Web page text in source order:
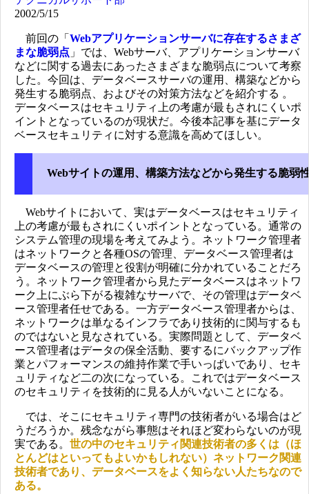
2002/5/15
前回の「 Webアプリケーションサーバに存在するさまざ
まな脆弱点 」では、Webサーバ、アプリケーションサーバ
などに関する過去にあったさまざまな脆弱点について考察
した。今回は、データベースサーバの運用、構築などから
発生する脆弱点、およびその対策方法などを紹介する 。
データベースはセキュリティ上の考慮が最もされにくいポ
イントとなっているのが現状だ。今後本記事を基にデータ
ベースセキュリティに対する意識を高めてほしい。
Webサイトの運用、構築方法などから発生する脆弱
Webサイトにおいて、実はデータベースはセキュリティ
上の考慮が最もされにくいポイントとなっている。通常の
システム管理の現場を考えてみよう。ネットワーク管理者
はネットワークと各種OSの管理、データベース管理者は
データベースの管理と役割が明確に分かれていることだろ
う。ネットワーク管理者から見たデータベースはネットワ
ーク上にぶら下がる複雑なサーバで、その管理はデータベ
ース管理者任せである。一方データベース管理者からは、
ネットワークは単なるインフラであり技術的に関与するも
のではないと見なされている。実際問題として、データベ
ース管理者はデータの保全活動、要するにバックアップ作
業とパフォーマンスの維持作業で手いっぱいであり、セキ
ュリティなど二の次になっている。これではデータベース
のセキュリティを技術的に見る人がいないことになる。
では、そこにセキュリティ専門の技術者がいる場合はど
うだろうか。残念ながら事態はそれほど変わらないのが現
実である。 世の中のセキュリティ関連技術者の多くは（ほ
とんどはといってもよいかもしれない）ネットワーク関連
技術者であり、データベースをよく知らない人たちなので
ある。